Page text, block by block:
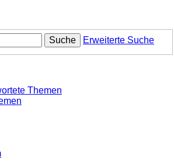
Suche Erweiterte Suche
Themen